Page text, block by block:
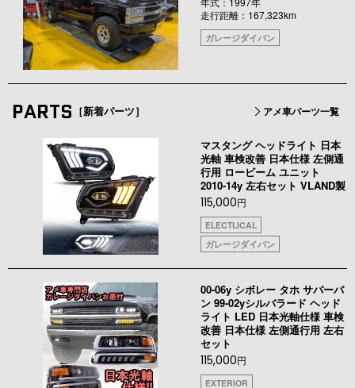
走行距離：167,323km
ガレージダイバン
PARTS ［新着パーツ］ アメ車パーツ一覧
マスタング ヘッドライト 日本
光軸 車検改善 日本仕様 左側通
行用 ロービーム ユニット
2010-14y 左右セット VLAND製
115,000円
ELECTLICAL
ガレージダイバン
00-06y シボレー タホ サバーバ
ン 99-02yシルバラード ヘッド
ライト LED 日本光軸仕様 車検
改善 日本仕様 左側通行用 左右
セット
115,000円
EXTERIOR